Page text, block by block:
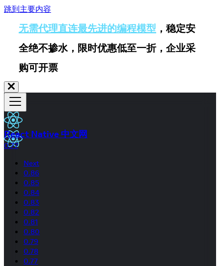
跳到主要内容
无需代理直连最先进的编程模型 ，稳定安
全绝不掺水，限时优惠低至一折，企业采
购可开票
React Native 中文网
0.77
Next
0.86
0.85
0.84
0.83
0.82
0.81
0.80
0.79
0.78
0.77